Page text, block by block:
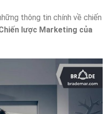
thông tin chính về chiến
lược Marketing của